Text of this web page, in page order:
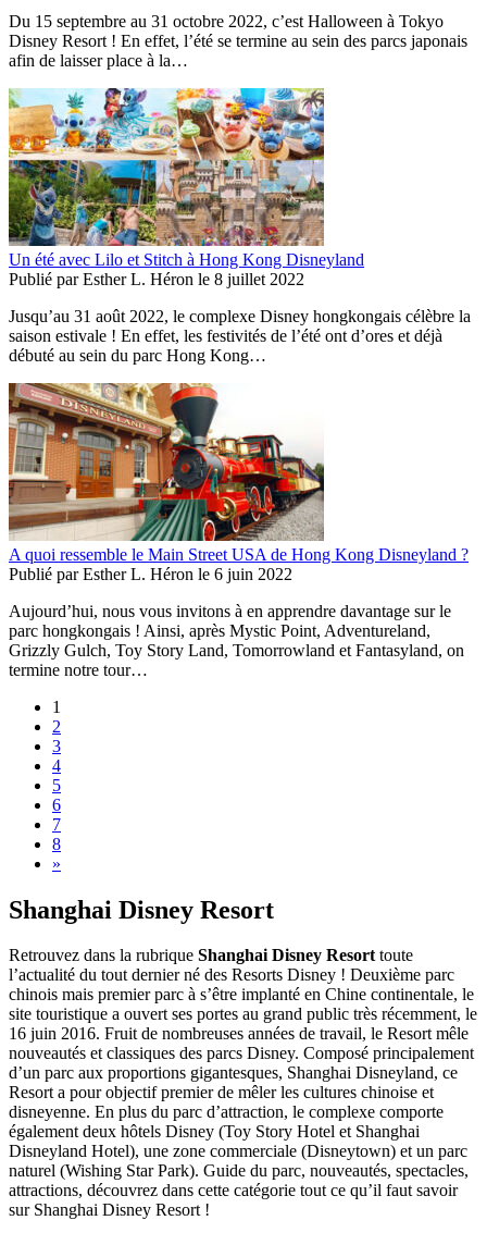
Du 15 septembre au 31 octobre 2022, c’est Halloween à Tokyo
Disney Resort ! En effet, l’été se termine au sein des parcs japonais
afin de laisser place à la…
Un été avec Lilo et Stitch à Hong Kong Disneyland
Publié parEsther L. Héron le 8 juillet 2022
Jusqu’au 31 août 2022, le complexe Disney hongkongais célèbre la
saison estivale ! En effet, les festivités de l’été ont d’ores et déjà
débuté au sein du parc Hong Kong…
A quoi ressemble le Main Street USA de Hong Kong Disneyland ?
Publié parEsther L. Héron le 6 juin 2022
Aujourd’hui, nous vous invitons à en apprendre davantage sur le
parc hongkongais ! Ainsi, après Mystic Point, Adventureland,
Grizzly Gulch, Toy Story Land, Tomorrowland et Fantasyland, on
termine notre tour…
1
2
3
4
5
6
7
8
»
Shanghai Disney Resort
Retrouvez dans la rubrique Shanghai Disney Resorttoute
l’actualité du tout dernier né des Resorts Disney ! Deuxième parc
chinois mais premier parc à s’être implanté en Chine continentale, le
site touristique a ouvert ses portes au grand public très récemment, le
16 juin 2016. Fruit de nombreuses années de travail, le Resort mêle
nouveautés et classiques des parcs Disney. Composé principalement
d’un parc aux proportions gigantesques, Shanghai Disneyland, ce
Resort a pour objectif premier de mêler les cultures chinoise et
disneyenne. En plus du parc d’attraction, le complexe comporte
également deux hôtels Disney (Toy Story Hotel et Shanghai
Disneyland Hotel), une zone commerciale (Disneytown) et un parc
naturel (Wishing Star Park). Guide du parc, nouveautés, spectacles,
attractions, découvrez dans cette catégorie tout ce qu’il faut savoir
sur Shanghai Disney Resort !